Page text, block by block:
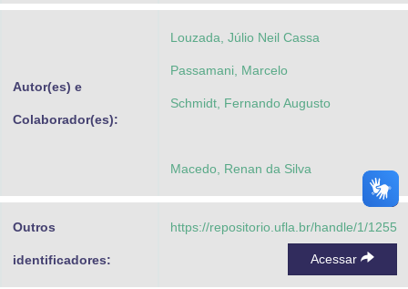
Autor(es) e
Colaborador(es):
Louzada, Júlio Neil Cassa
Passamani, Marcelo
Schmidt, Fernando Augusto
Macedo, Renan da Silva
Outros
identificadores:
https://repositorio.ufla.br/handle/1/1255
Acessar